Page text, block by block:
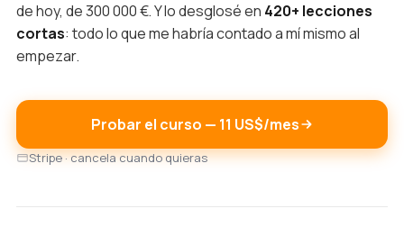
de hoy, de 300 000 €. Y lo desglosé en 420+ lecciones
cortas: todo lo que me habría contado a mí mismo al
empezar.
Probar el curso — 11 US$/mes
Stripe · cancela cuando quieras